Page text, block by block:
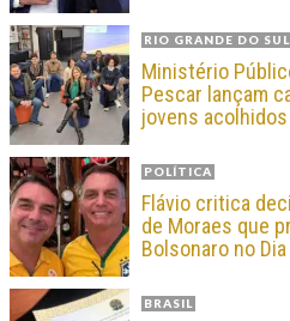
RIO GRANDE DO SUL
Ministério
Pescar lançam
jovens
POLÍTICA
Flávio critica
de Moraes que
Bolsonaro no
BRASIL